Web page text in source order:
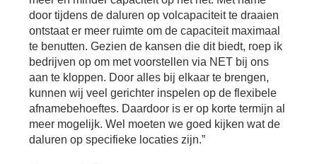
door tijdens de daluren op volcapaciteit te draaien
ontstaat er meer ruimte om de capaciteit maximaal
te benutten. Gezien de kansen die dit biedt, roep ik
bedrijven op om met voorstellen via NET bij ons
aan te kloppen. Door alles bij elkaar te brengen,
kunnen wij veel gerichter inspelen op de flexibele
afnamebehoeftes. Daardoor is er op korte termijn al
meer mogelijk. Wel moeten we goed kijken wat de
daluren op specifieke locaties zijn.”